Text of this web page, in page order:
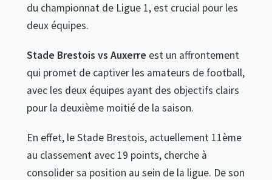
du championnat de Ligue 1, est crucial pour les
deux équipes.
Stade Brestois vs Auxerre est un affrontement
qui promet de captiver les amateurs de football,
avec les deux équipes ayant des objectifs clairs
pour la deuxième moitié de la saison.
En effet, le Stade Brestois, actuellement 11ème
au classement avec 19 points, cherche à
consolider sa position au sein de la ligue. De son